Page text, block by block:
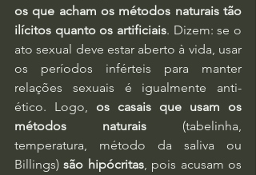
os que acham os métodos naturais tão
ilícitos quanto os artificiais. Dizem: se o
ato sexual deve estar aberto à vida, usar
os períodos inférteis para manter
relações sexuais é igualmente anti-
ético. Logo, os casais que usam os
métodos naturais (tabelinha,
temperatura, método da saliva ou
Billings) são hipócritas, pois acusam os